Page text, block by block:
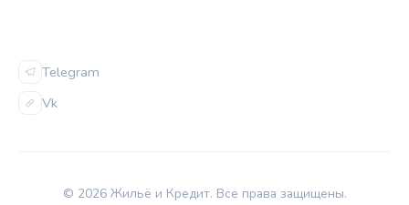
Telegram
Vk
© 2026 Жильё и Кредит. Все права защищены.